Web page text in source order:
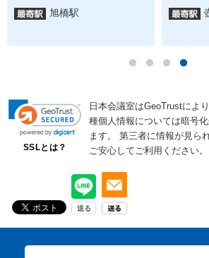
旭橋駅
SSLとは？
日本会議室はGeoTrustによ
種個人情報については暗号
ます。
第三者に情報が見ら
ご安心してご利用ください。